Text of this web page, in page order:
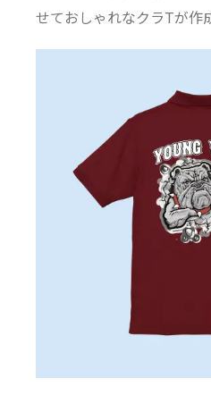
せておしゃれなクラTが作